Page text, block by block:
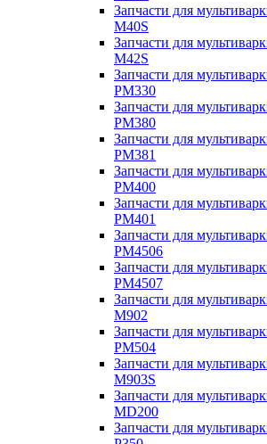
Запчасти для
M40S
Запчасти для
M42S
Запчасти для
PM330
Запчасти для
PM380
Запчасти для
PM381
Запчасти для
PM400
Запчасти для
PM401
Запчасти для
PM4506
Запчасти для
PM4507
Запчасти для
M902
Запчасти для
PM504
Запчасти для
M903S
Запчасти для
MD200
Запчасти для